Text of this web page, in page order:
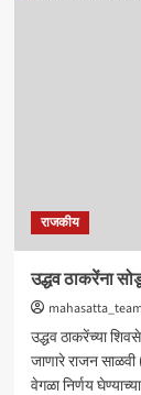
राजकीय
उद्धव ठाकरेंना
mahasatta_team
उद्धव ठाकरेंच्या
जाणारे राजन
वेगळा निर्णय